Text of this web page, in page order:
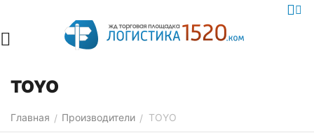
TOYO
Главная / Производители / TOYO